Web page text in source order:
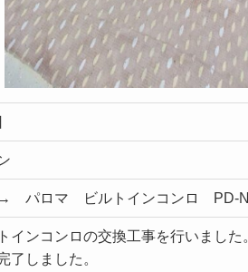
パロマ ビルトインコンロ PD-
インコンロの交換工事を行いました
了しました。